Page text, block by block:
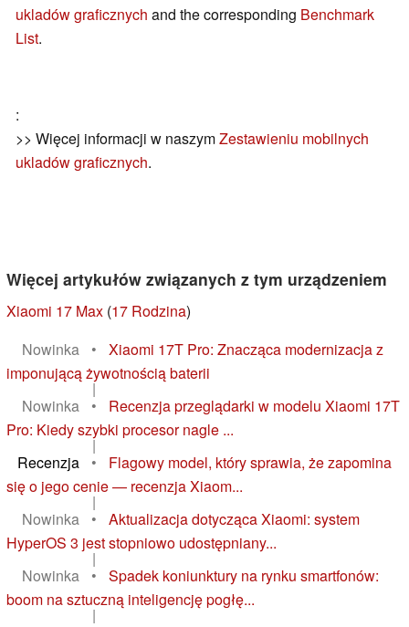
ukladów graficznych and the corresponding Benchmark
List.
:
>> Więcej informacji w naszymZestawieniu mobilnych
ukladów graficznych.
Więcej artykułów związanych z tym urządzeniem
Xiaomi 17 Max (17 Rodzina)
Nowinka
•
Xiaomi 17T Pro: Znacząca modernizacja z
imponującą żywotnością baterii
|
Nowinka
•
Recenzja przeglądarki w modelu Xiaomi 17T
Pro: Kiedy szybki procesor nagle ...
|
Recenzja
•
Flagowy model, który sprawia, że zapomina
się o jego cenie — recenzja Xiaom...
|
Nowinka
•
Aktualizacja dotycząca Xiaomi: system
HyperOS 3 jest stopniowo udostępniany...
|
Nowinka
•
Spadek koniunktury na rynku smartfonów:
boom na sztuczną inteligencję pogłę...
|